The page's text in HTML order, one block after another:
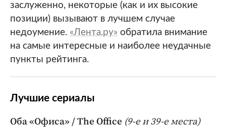
заслуженно, некоторые (как и их высокие
позиции) вызывают в лучшем случае
недоумение. «Лента.ру» обратила внимание
на самые интересные и наиболее неудачные
пункты рейтинга.
Лучшие сериалы
Оба «Офиса» / The Office (9-е и 39-е места)